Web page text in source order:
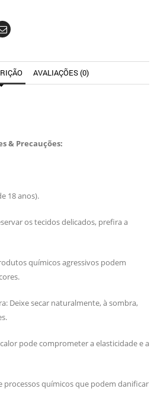
AVALIAÇÕES (0)
& Precauções:
18 anos).
os tecidos delicados, prefira a
químicos agressivos podem
Deixe secar naturalmente, à sombra,
pode comprometer a elasticidade e a
processos químicos que podem danificar